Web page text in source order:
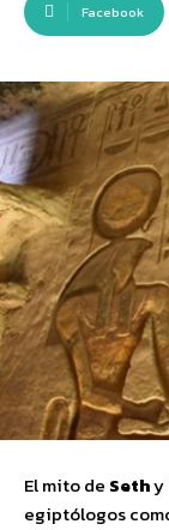
Facebook
El mito de Sethy
egiptólogos